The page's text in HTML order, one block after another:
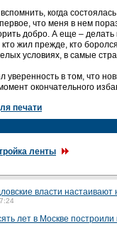
когда
что меня в нем
добро. А еще – делать
кто жил прежде, кто
условиях, в самые
уверенность в том, что
окончательного
печати
ленты
власти
лет в Москве